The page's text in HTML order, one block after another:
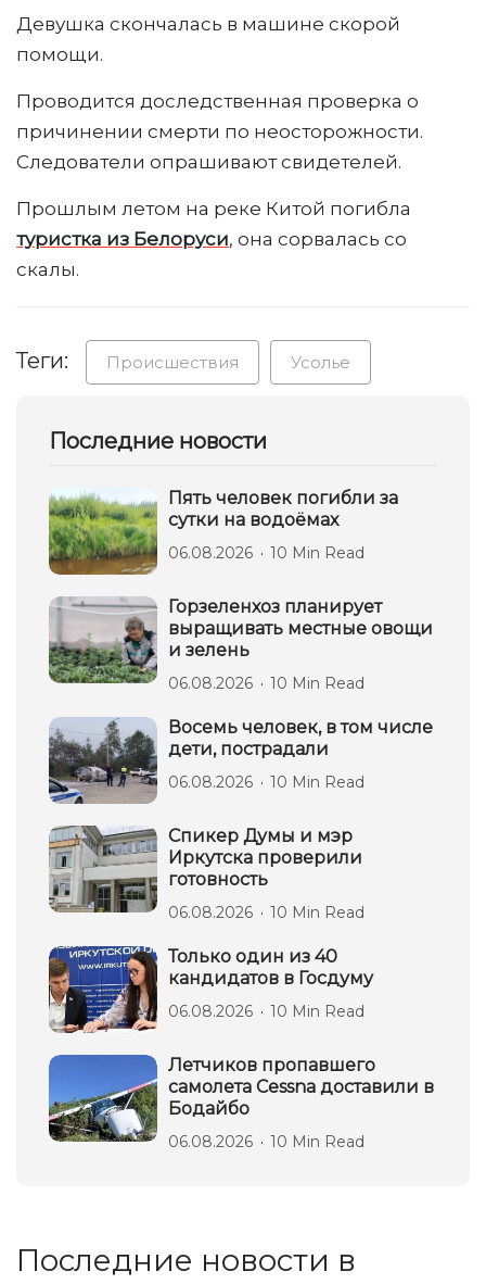
Девушка скончалась в машине скорой
помощи.
Проводится доследственная проверка о
причинении смерти по неосторожности.
Следователи опрашивают свидетелей.
Прошлым летом на реке Китой погибла
туристка из Белоруси, она сорвалась со
скалы.
Теги: Происшествия Усолье
Последние новости
Пять человек погибли за
сутки на водоёмах
06.08.2026 10 Min Read
Горзеленхоз планирует
выращивать местные овощи
и зелень
06.08.2026 10 Min Read
Восемь человек, в том числе
дети, пострадали
06.08.2026 10 Min Read
Спикер Думы и мэр
Иркутска проверили
готовность
06.08.2026 10 Min Read
Только один из 40
кандидатов в Госдуму
06.08.2026 10 Min Read
Летчиков пропавшего
самолета Cessna доставили в
Бодайбо
06.08.2026 10 Min Read
Последние новости в